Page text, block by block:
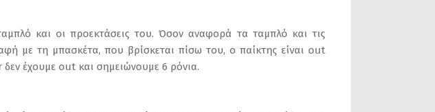
και οι προεκτάσεις του. Όσον αναφορά τα ταμπλό και τις
με τη μπασκέτα, που βρίσκεται πίσω του, ο παίκτης είναι out
έχουμε out και σημειώνουμε 6 ρόνια.